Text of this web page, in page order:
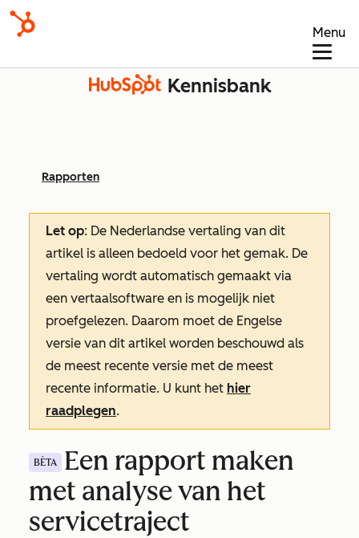
Menu
Kennisbank
Rapporten
Let op: De Nederlandse vertaling van dit
artikel is alleen bedoeld voor het gemak. De
vertaling wordt automatisch gemaakt via
een vertaalsoftware en is mogelijk niet
proefgelezen. Daarom moet de Engelse
versie van dit artikel worden beschouwd als
de meest recente versie met de meest
recente informatie. U kunt het hier
raadplegen.
BÈTA
Een rapport maken
met analyse van het
servicetraject